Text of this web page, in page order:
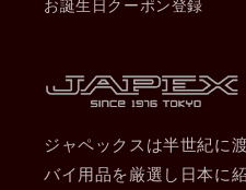
お誕生日クーポン登録
ジャペックスは半世紀に
バイ用品を厳選し日本に